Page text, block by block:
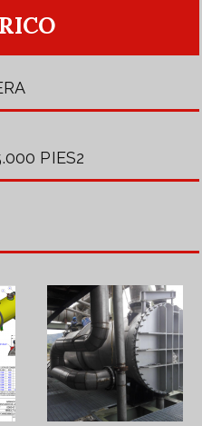
PIES2